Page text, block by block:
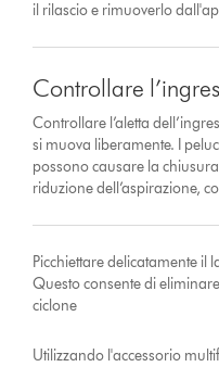
il rilascio e rimuoverlo
Controllare
Controllare l’aletta
si muova liberamente. I
possono causare la
riduzione dell’aspirazione,
Picchiettare delicatamente il
Questo consente di
ciclone
Utilizzando l'accessorio